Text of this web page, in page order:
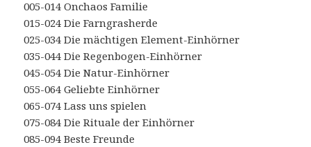
005-014 Onchaos Familie
015-024 Die Farngrasherde
025-034 Die mächtigen Element-Einhörner
035-044 Die Regenbogen-Einhörner
045-054 Die Natur-Einhörner
055-064 Geliebte Einhörner
065-074 Lass uns spielen
075-084 Die Rituale der Einhörner
085-094 Beste Freunde